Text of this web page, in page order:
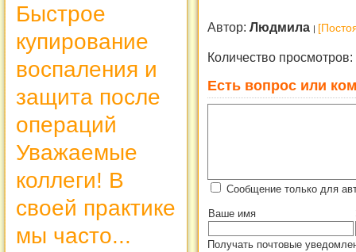
Быстрое
купирование
воспаления и
защита после
операций
Уважаемые
коллеги! В
своей практике
мы часто...
Автор: Людмила
Количество просмотров:
Есть вопрос или
Сообщение только для
Ваше имя
Получать почтовые